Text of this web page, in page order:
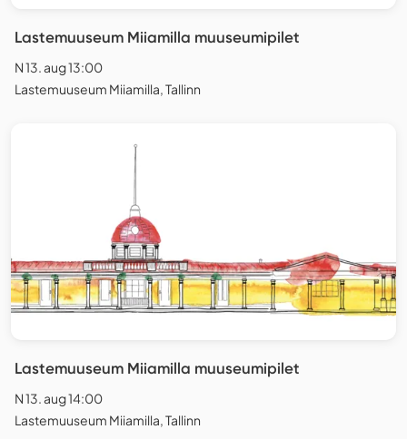
Lastemuuseum Miiamilla muuseumipilet
N 13. aug 13:00
Lastemuuseum Miiamilla, Tallinn
Lastemuuseum Miiamilla muuseumipilet
N 13. aug 14:00
Lastemuuseum Miiamilla, Tallinn